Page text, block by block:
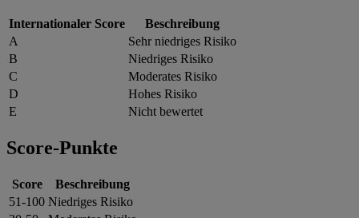
Internationaler Score
Beschreibung
A
Sehr niedriges Risiko
B
Niedriges Risiko
C
Moderates Risiko
D
Hohes Risiko
E
Nicht bewertet
Score-Punkte
Score
Beschreibung
51-100 Niedriges Risiko